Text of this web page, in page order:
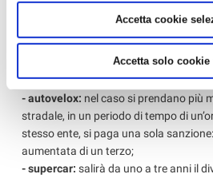
Accetta cookie
Accetta solo cookie
casco, assicurazione. Vietata la
Circolazione solo su strade urbane
superiore a 50 km/h.
- autovelox: nel caso si prendano più
stradale, in un periodo di tempo di
stesso ente, si paga una sola
aumentata di un terzo;
- supercar: salirà da uno a tre anni il